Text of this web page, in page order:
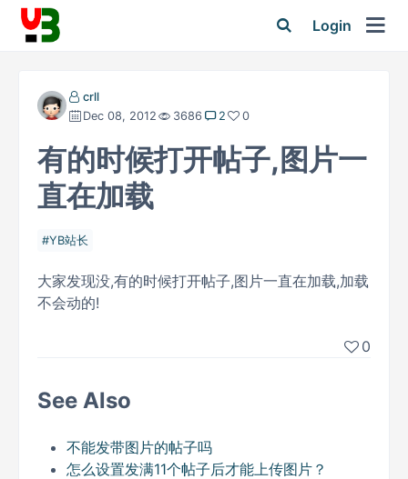
Login
crll
Dec 08, 2012
3686 2 0
有的时候打开帖子,图片一
直在加载
YB站长
大家发现没,有的时候打开帖子,图片一直在加载,加载
不会动的!
0
See Also
不能发带图片的帖子吗
怎么设置发满11个帖子后才能上传图片？